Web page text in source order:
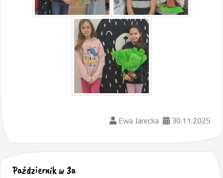
Ewa Jarecka 30.11.2025
Październik w 3a